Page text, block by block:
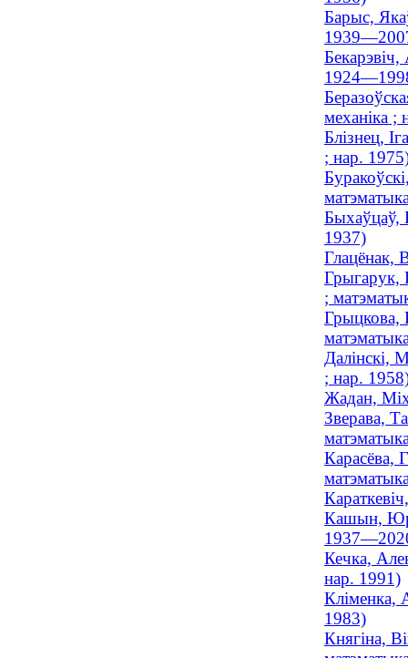
Барыс,
механіка ;
Блізнец,
; нар.
Быхаўцаў,
1937)
Глацёнак,
Грыгарук,
;
Грыцкова,
Далінскі,
; нар.
Жадан,
Зверава,
Карасёва,
Кашын,
Кечка,
нар. 1991)
Кліменка,
1983)
Княгіна,